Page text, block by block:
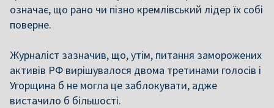
означає, що рано чи пізно кремлівський лідер їх собі
поверне.
Журналіст зазначив, що, утім, питання заморожених
активів РФ вирішувалося двома третинами голосів і
Угорщина б не могла це заблокувати, адже
вистачило б більшості.